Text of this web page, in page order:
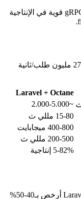
.NET 9 مع C# 13 وminimal APIs وAOT وgRPC قوية في الإنتاجية
27.5 مليون طلب/ثانية
Laravel + Octane
~2.000-5.000
15-80 مللي ث
400-800 ميجابايت
200-500 مللي ث
5-82% إنتاجية
Laravel أرخص بـ40-50%